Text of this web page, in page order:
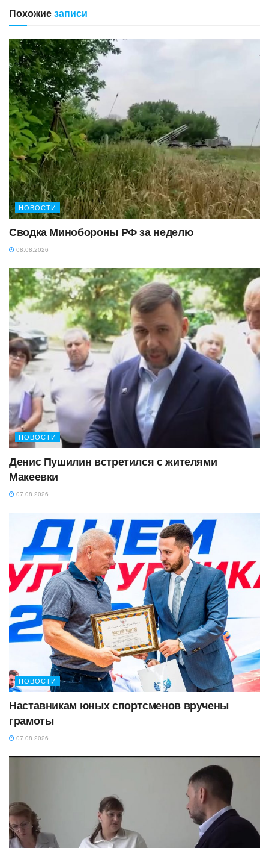
Похожиезаписи
НОВОСТИ
Сводка Минобороны РФ за неделю
08.08.2026
НОВОСТИ
Денис Пушилин встретился с жителями
Макеевки
07.08.2026
НОВОСТИ
Наставникам юных спортсменов вручены
грамоты
07.08.2026